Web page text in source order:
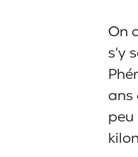
On
s’y
ans